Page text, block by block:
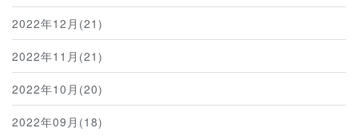
2022年12月(21)
2022年11月(21)
2022年10月(20)
2022年09月(18)